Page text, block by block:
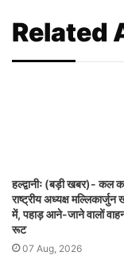
Related
हल्द्वानीः (बड़ी खबर)- कल
राष्ट्रीय अध्यक्ष मल्लिकार्जुन
में, पहाड़ आने-जाने वालों
रूट
07 Aug, 2026